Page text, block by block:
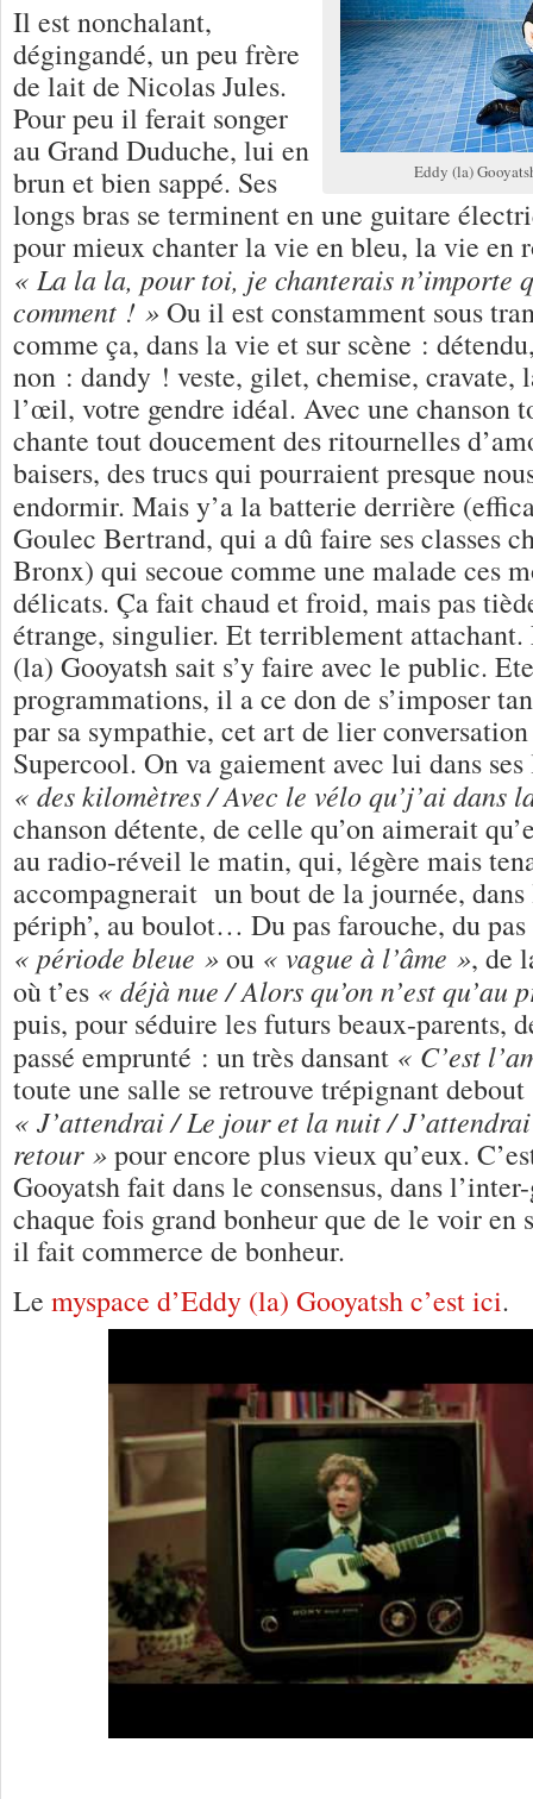
Eddy (la)
Il est nonchalant,
dégingandé, un peu frère
de lait de Nicolas Jules.
Pour peu il ferait songer
au Grand Duduche, lui en
brun et bien sappé. Ses
longs bras se terminent en une guitare
pour mieux chanter la vie en bleu, la vie en
« La la la, pour toi, je chanterais n’importe
comment ! » Ou il est constamment sous
comme ça, dans la vie et sur scène :
non : dandy ! veste, gilet, chemise, cravate,
l’œil, votre gendre idéal. Avec une chanson
chante tout doucement des ritournelles
baisers, des trucs qui pourraient presque
endormir. Mais y’a la batterie derrière
Goulec Bertrand, qui a dû faire ses classes
Bronx) qui secoue comme une malade ces
délicats. Ça fait chaud et froid, mais pas
étrange, singulier. Et terriblement attachant.
(la) Gooyatsh sait s’y faire avec le public.
programmations, il a ce don de s’imposer
par sa sympathie, cet art de lier
Supercool. On va gaiement avec lui dans
« des kilomètres / Avec le vélo qu’j’ai dans
chanson détente, de celle qu’on aimerait
au radio-réveil le matin, qui, légère mais
accompagnerait un bout de la journée,
périph’, au boulot… Du pas farouche, du
« période bleue » ou « vague à l’âme », de
où t’es « déjà nue / Alors qu’on n’est qu’au
puis, pour séduire les futurs beaux-parents,
passé emprunté : un très dansant « C’est
toute une salle se retrouve trépignant
« J’attendrai / Le jour et la nuit /
retour » pour encore plus vieux qu’eux.
Gooyatsh fait dans le consensus, dans
chaque fois grand bonheur que de le voir en
il fait commerce de bonheur.
Le myspace d’Eddy (la) Gooyatsh c’est ici.